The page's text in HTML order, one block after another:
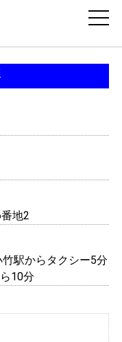
地2
駅からタクシー5分
10分